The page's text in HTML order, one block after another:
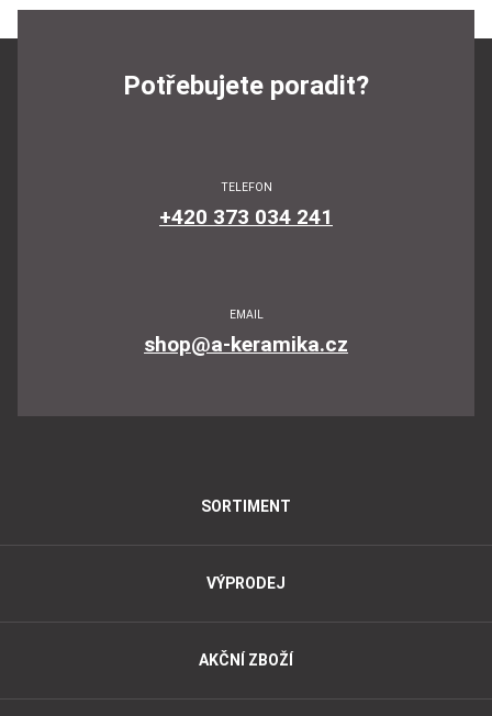
Potřebujete poradit?
TELEFON
+420 373 034 241
EMAIL
shop@a-keramika.cz
SORTIMENT
VÝPRODEJ
AKČNÍ ZBOŽÍ